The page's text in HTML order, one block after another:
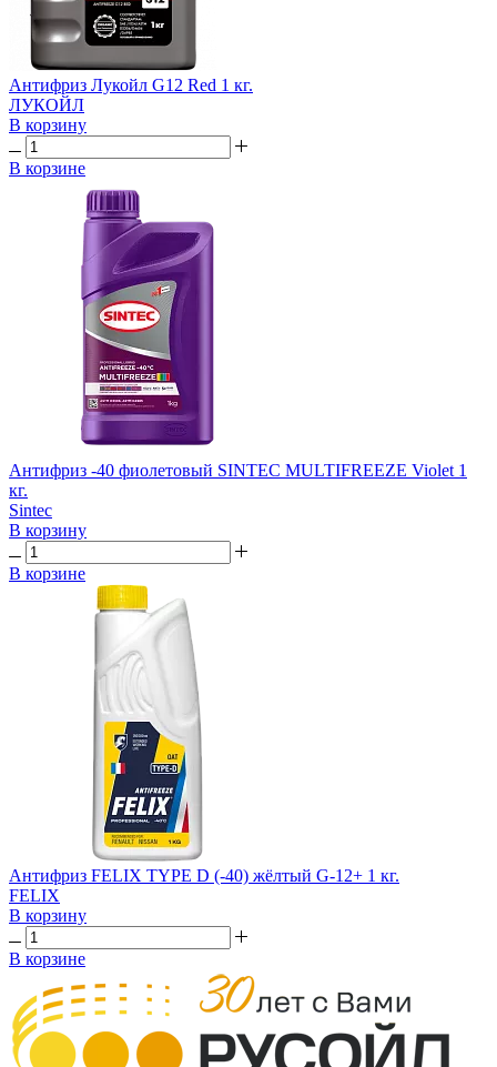
Антифриз Лукойл G12 Red 1 кг.
ЛУКОЙЛ
В корзину
В корзине
Антифриз -40 фиолетовый SINTEC MULTIFREEZE Violet 1
кг.
Sintec
В корзину
В корзине
Антифриз FELIX TYPE D (-40) жёлтый G-12+ 1 кг.
FELIX
В корзину
В корзине